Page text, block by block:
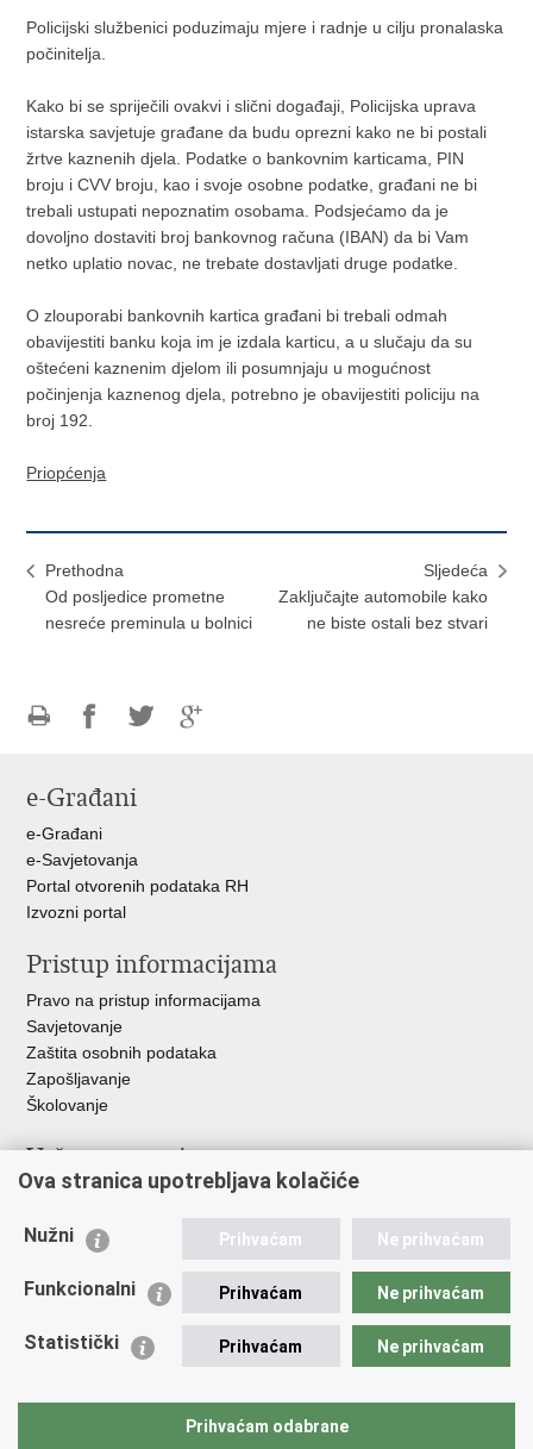
Policijski službenici poduzimaju mjere i radnje u cilju pronalaska
počinitelja.
Kako bi se spriječili ovakvi i slični događaji, Policijska uprava
istarska savjetuje građane da budu oprezni kako ne bi postali
žrtve kaznenih djela. Podatke o bankovnim karticama, PIN
broju i CVV broju, kao i svoje osobne podatke, građani ne bi
trebali ustupati nepoznatim osobama. Podsjećamo da je
dovoljno dostaviti broj bankovnog računa (IBAN) da bi Vam
netko uplatio novac, ne trebate dostavljati druge podatke.
O zlouporabi bankovnih kartica građani bi trebali odmah
obavijestiti banku koja im je izdala karticu, a u slučaju da su
oštećeni kaznenim djelom ili posumnjaju u mogućnost
počinjenja kaznenog djela, potrebno je obavijestiti policiju na
broj 192.
Priopćenja
Prethodna
Od posljedice prometne
nesreće preminula u bolnici
Sljedeća
Zaključajte automobile kako
ne biste ostali bez stvari
FacebookuTwitteru
e-Građani
e-Građani
e-Savjetovanja
Portal otvorenih podataka RH
Izvozni portal
Pristup informacijama
Pravo na pristup informacijama
Savjetovanje
Zaštita osobnih podataka
Zapošljavanje
Školovanje
Važne poveznice
Ministarstvo unutarnjih poslova
Udruge
Policijska akademija
Zaklada policijske solidarnosti
Vučetić"
Ova stranica upotrebljava kolačiće
Nužni Prihvaćam Ne prihvaćam
Funkcionalni Prihvaćam Ne prihvaćam
Statistički Prihvaćam Ne prihvaćam
Prihvaćam odabrane